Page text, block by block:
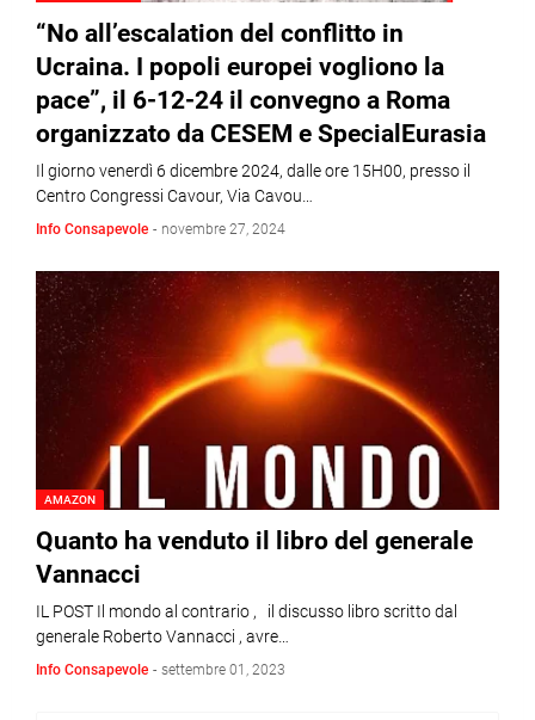
“No all’escalation del conflitto in
Ucraina. I popoli europei vogliono la
pace”, il 6-12-24 il convegno a Roma
organizzato da CESEM e SpecialEurasia
Il giorno venerdì 6 dicembre 2024, dalle ore 15H00, presso il
Centro Congressi Cavour, Via Cavou…
Info Consapevole - novembre 27, 2024
AMAZON
Quanto ha venduto il libro del generale
Vannacci
IL POST Il mondo al contrario , il discusso libro scritto dal
generale Roberto Vannacci , avre…
Info Consapevole - settembre 01, 2023